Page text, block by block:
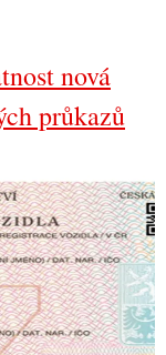
nová
průkazů